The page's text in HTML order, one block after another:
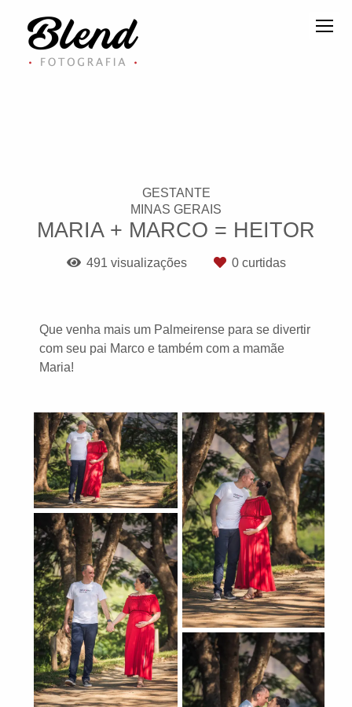
GESTANTE
MINAS GERAIS
MARIA + MARCO = HEITOR
491 visualizações 0curtidas
Que venha mais um Palmeirense para se divertir
com seu pai Marco e também com a mamãe
Maria!